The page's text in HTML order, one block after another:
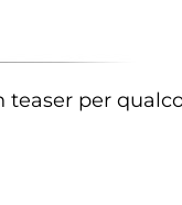
teaser per